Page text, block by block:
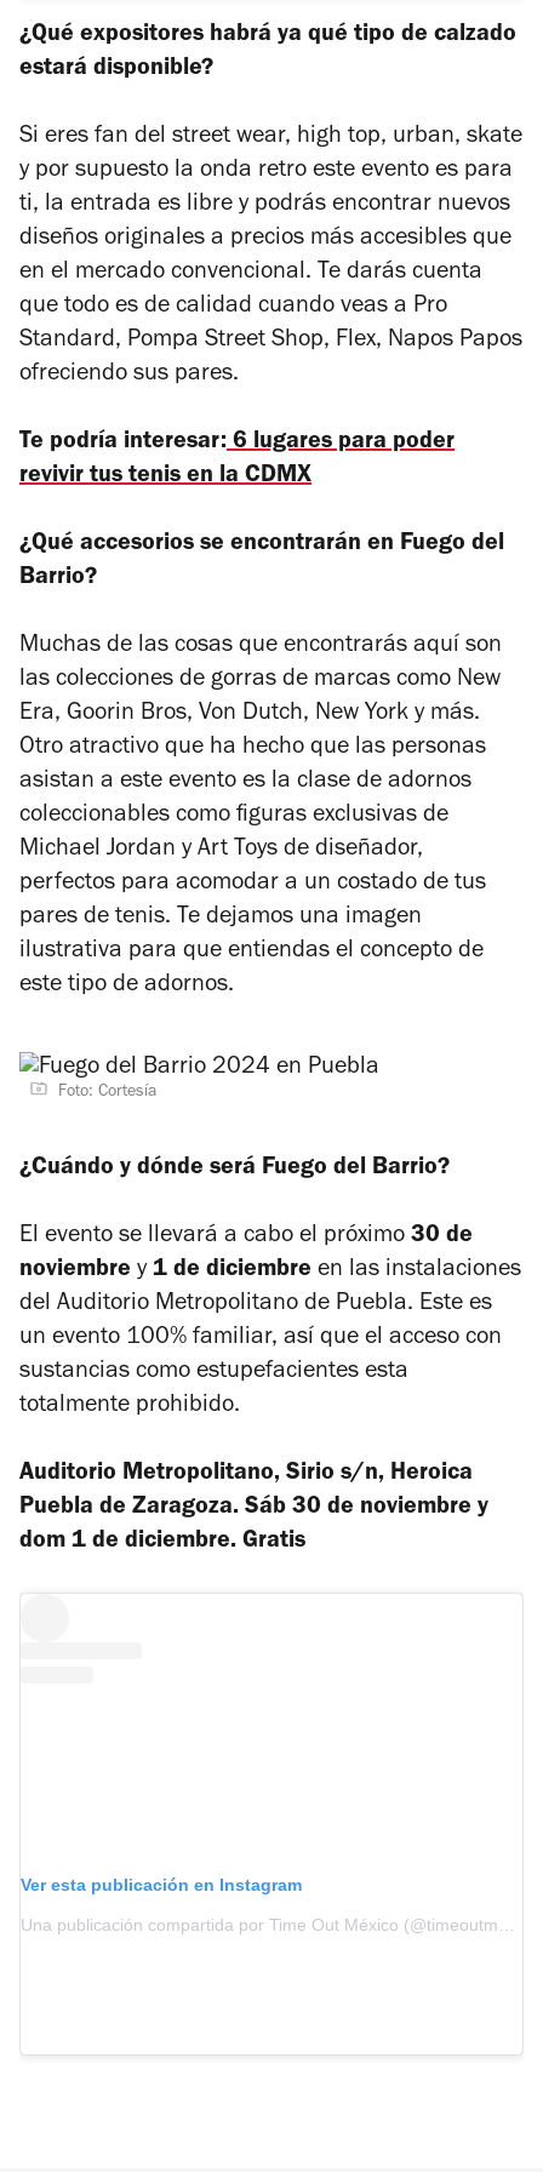
¿Qué expositores habrá ya qué tipo de calzado
estará disponible?
Si eres fan del street wear, high top, urban, skate
y por supuesto la onda retro este evento es para
ti, la entrada es libre y podrás encontrar nuevos
diseños originales a precios más accesibles que
en el mercado convencional. Te darás cuenta
que todo es de calidad cuando veas a Pro
Standard, Pompa Street Shop, Flex, Napos Papos
ofreciendo sus pares.
Te podría interesar:6 lugares para poder
revivir tus tenis en la CDMX
¿Qué accesorios se encontrarán en Fuego del
Barrio?
Muchas de las cosas que encontrarás aquí son
las colecciones de gorras de marcas como New
Era, Goorin Bros, Von Dutch, New York y más.
Otro atractivo que ha hecho que las personas
asistan a este evento es la clase de adornos
coleccionables como figuras exclusivas de
Michael Jordan y Art Toys de diseñador,
perfectos para acomodar a un costado de tus
pares de tenis. Te dejamos una imagen
ilustrativa para que entiendas el concepto de
este tipo de adornos.
Foto: Cortesía
¿Cuándo y dónde será Fuego del Barrio?
El evento se llevará a cabo el próximo 30 de
noviembre y 1 de diciembre en las instalaciones
del Auditorio Metropolitano de Puebla. Este es
un evento 100% familiar, así que el acceso con
sustancias como estupefacientes esta
totalmente prohibido.
Auditorio Metropolitano, Sirio s/n, Heroica
Puebla de Zaragoza. Sáb 30 de noviembre y
dom 1 de diciembre. Gratis
Ver esta publicación en Instagram